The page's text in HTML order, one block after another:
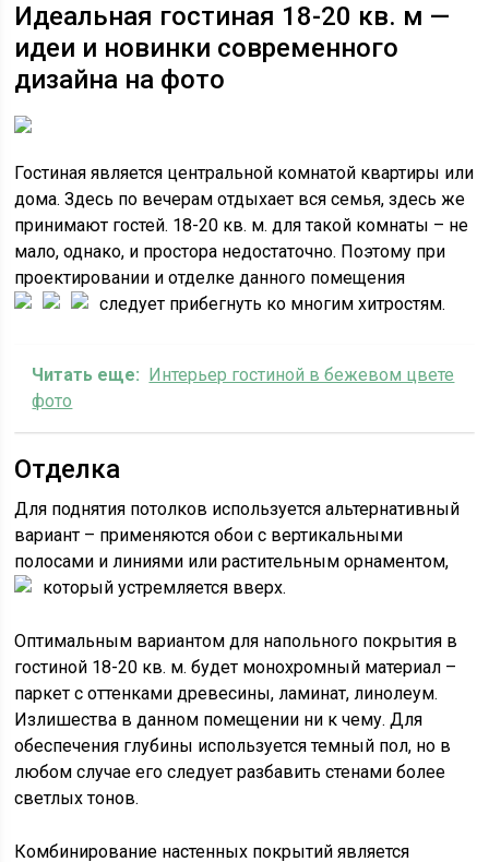
Идеальная гостиная 18-20 кв. м —
идеи и новинки современного
дизайна на фото
Гостиная является центральной комнатой квартиры или
дома. Здесь по вечерам отдыхает вся семья, здесь же
принимают гостей. 18-20 кв. м. для такой комнаты – не
мало, однако, и простора недостаточно. Поэтому при
проектировании и отделке данного помещения
следует прибегнуть ко многим хитростям.
Читать еще: Интерьер гостиной в бежевом цвете
фото
Отделка
Для поднятия потолков используется альтернативный
вариант – применяются обои с вертикальными
полосами и линиями или растительным орнаментом,
который устремляется вверх.
Оптимальным вариантом для напольного покрытия в
гостиной 18-20 кв. м. будет монохромный материал –
паркет с оттенками древесины, ламинат, линолеум.
Излишества в данном помещении ни к чему. Для
обеспечения глубины используется темный пол, но в
любом случае его следует разбавить стенами более
светлых тонов.
Комбинирование настенных покрытий является